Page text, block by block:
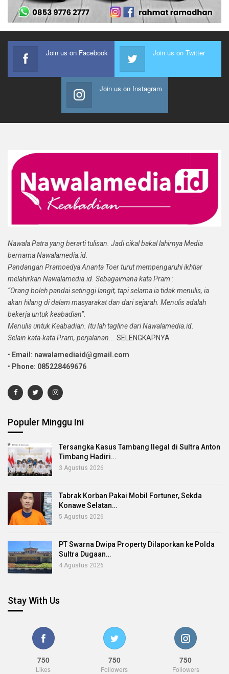
Join us on Facebook Join us on Twitter
Join us on Instagram
Nawala Patra yang berarti tulisan. Jadi cikal bakal lahirnya Media
bernama Nawalamedia.id.
Pandangan Pramoedya Ananta Toer turut mempengaruhi ikhtiar
melahirkan Nawalamedia.id. Sebagaimana kata Pram :
“Orang boleh pandai setinggi langit, tapi selama ia tidak menulis, ia
akan hilang di dalam masyarakat dan dari sejarah. Menulis adalah
bekerja untuk keabadian”.
Menulis untuk Keabadian. Itu lah tagline dari Nawalamedia.id.
Selain kata-kata Pram, perjalanan... SELENGKAPNYA
• Email: nawalamediaid@gmail.com
• Phone: 085228469676
Populer Minggu Ini
Tersangka Kasus Tambang Ilegal di Sultra Anton
Timbang Hadiri…
3 Agustus 2026
Tabrak Korban Pakai Mobil Fortuner, Sekda
Konawe Selatan…
5 Agustus 2026
PT Swarna Dwipa Property Dilaporkan ke Polda
Sultra Dugaan…
4 Agustus 2026
Stay With Us
750
Likes
750
Followers
750
Followers